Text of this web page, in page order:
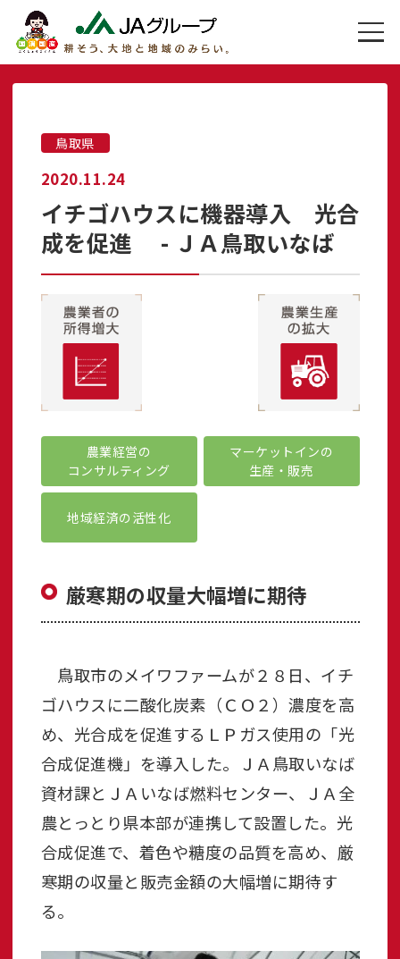
鳥取県
2020.11.24
イチゴハウスに機器導入 光合
成を促進 - ＪＡ鳥取いなば
農業経営の
コンサルティング
マーケットインの
生産・販売
地域経済の活性化
厳寒期の収量大幅増に期待
鳥取市のメイワファームが２８日、イチ
ゴハウスに二酸化炭素（ＣＯ２）濃度を高
め、光合成を促進するＬＰガス使用の「光
合成促進機」を導入した。ＪＡ鳥取いなば
資材課とＪＡいなば燃料センター、ＪＡ全
農とっとり県本部が連携して設置した。光
合成促進で、着色や糖度の品質を高め、厳
寒期の収量と販売金額の大幅増に期待す
る。